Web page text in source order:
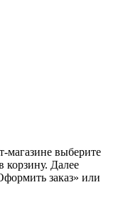
магазине выберите
корзину. Далее
заказ» или